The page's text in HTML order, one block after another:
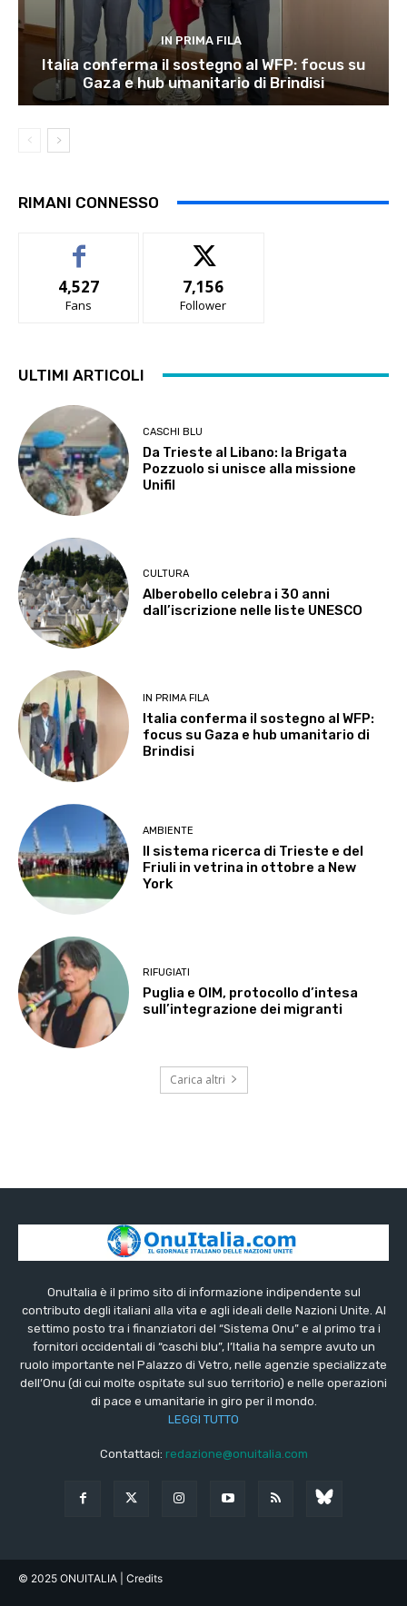
IN PRIMA FILA
Italia conferma il sostegno al WFP: focus su
Gaza e hub umanitario di Brindisi
RIMANI CONNESSO
4,527
Fans
7,156
Follower
ULTIMI ARTICOLI
CASCHI BLU
Da Trieste al Libano: la Brigata
Pozzuolo si unisce alla missione
Unifil
CULTURA
Alberobello celebra i 30 anni
dall’iscrizione nelle liste UNESCO
IN PRIMA FILA
Italia conferma il sostegno al WFP:
focus su Gaza e hub umanitario di
Brindisi
AMBIENTE
Il sistema ricerca di Trieste e del
Friuli in vetrina in ottobre a New
York
RIFUGIATI
Puglia e OIM, protocollo d’intesa
sull’integrazione dei migranti
Carica altri
OnuItalia è il primo sito di informazione indipendente sul
contributo degli italiani alla vita e agli ideali delle Nazioni Unite. Al
settimo posto tra i finanziatori del “Sistema Onu” e al primo tra i
fornitori occidentali di “caschi blu”, l’Italia ha sempre avuto un
ruolo importante nel Palazzo di Vetro, nelle agenzie specializzate
dell’Onu (di cui molte ospitate sul suo territorio) e nelle operazioni
di pace e umanitarie in giro per il mondo.
LEGGI TUTTO
Contattaci: redazione@onuitalia.com
© 2025 ONUITALIA | Credits